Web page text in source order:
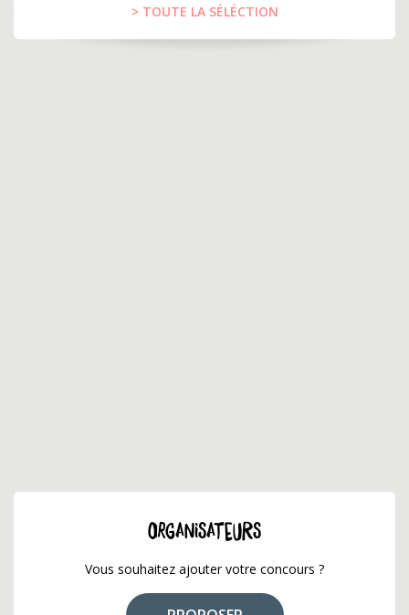
> TOUTE LA SÉLÉCTION
ORGANISATEURS
Vous souhaitez ajouter votre concours ?